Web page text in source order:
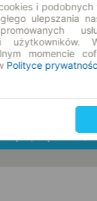
-- : --
Tylko bilet
Znajdź połączenie
i podobnych
ulepszania
promowanych
użytkowników.
momencie
Polityce